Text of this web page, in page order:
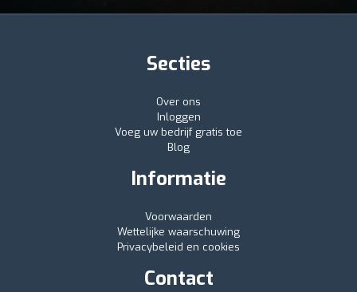
Secties
Over ons
Inloggen
Voeg uw bedrijf gratis toe
Blog
Informatie
Voorwaarden
Wettelijke waarschuwing
Privacybeleid en cookies
Contact